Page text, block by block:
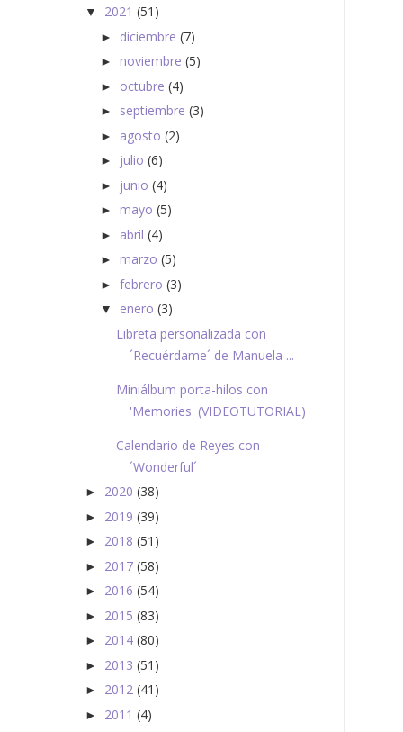
▼ 2021 (51)
► diciembre (7)
► noviembre (5)
► octubre (4)
► septiembre (3)
► agosto (2)
► julio (6)
► junio (4)
► mayo (5)
► abril (4)
► marzo (5)
► febrero (3)
▼ enero (3)
Libreta personalizada con
´Recuérdame´ de Manuela ...
Miniálbum porta-hilos con
'Memories' (VIDEOTUTORIAL)
Calendario de Reyes con
´Wonderful´
► 2020 (38)
► 2019 (39)
► 2018 (51)
► 2017 (58)
► 2016 (54)
► 2015 (83)
► 2014 (80)
► 2013 (51)
► 2012 (41)
► 2011 (4)